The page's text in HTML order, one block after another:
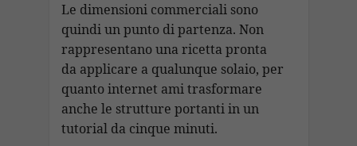
Le dimensioni commerciali sono
quindi un punto di partenza. Non
rappresentano una ricetta pronta
da applicare a qualunque solaio, per
quanto internet ami trasformare
anche le strutture portanti in un
tutorial da cinque minuti.